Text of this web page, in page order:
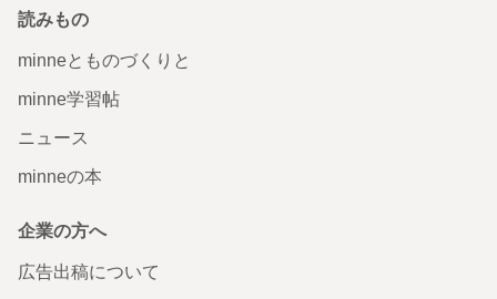
読みもの
minneとものづくりと
minne学習帖
ニュース
minneの本
企業の方へ
広告出稿について